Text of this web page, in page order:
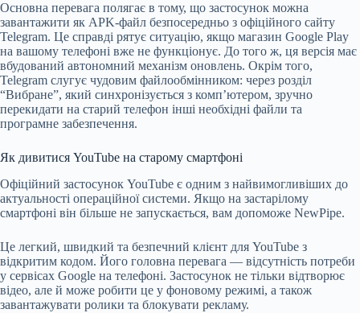
Основна перевага полягає в тому, що застосунок можна
завантажити як APK-файл безпосередньо з офіційного сайту
Telegram. Це справді рятує ситуацію, якщо магазин Google Play
на вашому телефоні вже не функціонує. До того ж, ця версія має
вбудований автономний механізм оновлень. Окрім того,
Telegram слугує чудовим файлообмінником: через розділ
“Вибране”, який синхронізується з комп’ютером, зручно
перекидати на старий телефон інші необхідні файли та
програмне забезпечення.
Як дивитися YouTube на старому смартфоні
Офіційний застосунок YouTube є одним з найвимогливіших до
актуальності операційної системи. Якщо на застарілому
смартфоні він більше не запускається, вам допоможе NewPipe.
Це легкий, швидкий та безпечний клієнт для YouTube з
відкритим кодом. Його головна перевага — відсутність потреби
у сервісах Google на телефоні. Застосунок не тільки відтворює
відео, але й може робити це у фоновому режимі, а також
завантажувати ролики та блокувати рекламу.